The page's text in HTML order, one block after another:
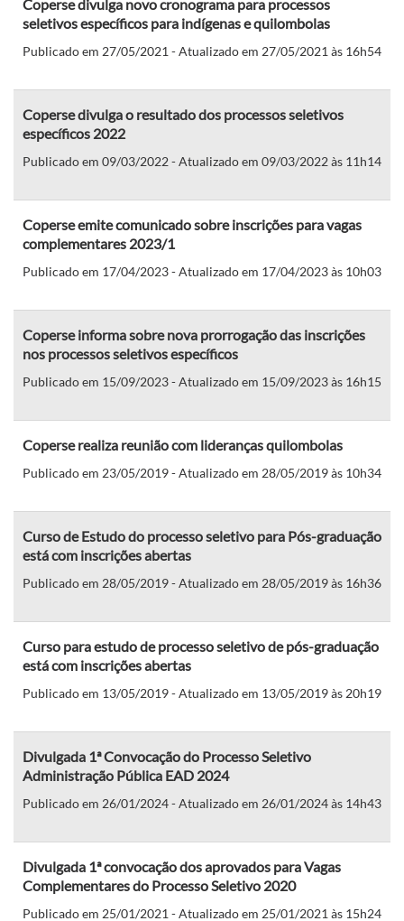
Coperse divulga novo cronograma para processos
seletivos específicos para indígenas e quilombolas
Publicado em 27/05/2021 - Atualizado em 27/05/2021 às 16h54
Coperse divulga o resultado dos processos seletivos
específicos 2022
Publicado em 09/03/2022 - Atualizado em 09/03/2022 às 11h14
Coperse emite comunicado sobre inscrições para vagas
complementares 2023/1
Publicado em 17/04/2023 - Atualizado em 17/04/2023 às 10h03
Coperse informa sobre nova prorrogação das inscrições
nos processos seletivos específicos
Publicado em 15/09/2023 - Atualizado em 15/09/2023 às 16h15
Coperse realiza reunião com lideranças quilombolas
Publicado em 23/05/2019 - Atualizado em 28/05/2019 às 10h34
Curso de Estudo do processo seletivo para Pós-graduação
está com inscrições abertas
Publicado em 28/05/2019 - Atualizado em 28/05/2019 às 16h36
Curso para estudo de processo seletivo de pós-graduação
está com inscrições abertas
Publicado em 13/05/2019 - Atualizado em 13/05/2019 às 20h19
Divulgada 1ª Convocação do Processo Seletivo
Administração Pública EAD 2024
Publicado em 26/01/2024 - Atualizado em 26/01/2024 às 14h43
Divulgada 1ª convocação dos aprovados para Vagas
Complementares do Processo Seletivo 2020
Publicado em 25/01/2021 - Atualizado em 25/01/2021 às 15h24